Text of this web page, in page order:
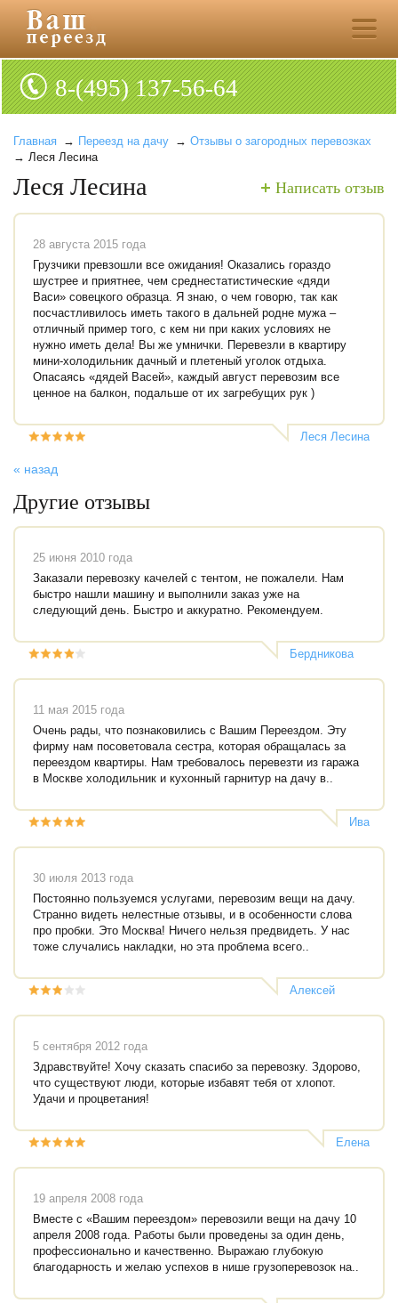
8-(495) 137-56-64
Главная → Переезд на дачу → Отзывы о загородных перевозках
→ Леся Лесина
Написать отзыв
Леся Лесина
28 августа 2015 года
Грузчики превзошли все ожидания! Оказались гораздо
шустрее и приятнее, чем среднестатистические «дяди
Васи» совецкого образца. Я знаю, о чем говорю, так как
посчастливилось иметь такого в дальней родне мужа –
отличный пример того, с кем ни при каких условиях не
нужно иметь дела! Вы же умнички. Перевезли в квартиру
мини-холодильник дачный и плетеный уголок отдыха.
Опасаясь «дядей Васей», каждый август перевозим все
ценное на балкон, подальше от их загребущих рук )
Леся Лесина
« назад
Другие отзывы
25 июня 2010 года
Заказали перевозку качелей с тентом, не пожалели. Нам
быстро нашли машину и выполнили заказ уже на
следующий день. Быстро и аккуратно. Рекомендуем.
Бердникова
11 мая 2015 года
Очень рады, что познаковились с Вашим Переездом. Эту
фирму нам посоветовала сестра, которая обращалась за
переездом квартиры. Нам требовалось перевезти из гаража
в Москве холодильник и кухонный гарнитур на дачу в..
Ива
30 июля 2013 года
Постоянно пользуемся услугами, перевозим вещи на дачу.
Странно видеть нелестные отзывы, и в особенности слова
про пробки. Это Москва! Ничего нельзя предвидеть. У нас
тоже случались накладки, но эта проблема всего..
Алексей
5 сентября 2012 года
Здравствуйте! Хочу сказать спасибо за перевозку. Здорово,
что существуют люди, которые избавят тебя от хлопот.
Удачи и процветания!
Елена
19 апреля 2008 года
Вместе с «Вашим переездом» перевозили вещи на дачу 10
апреля 2008 года. Работы были проведены за один день,
профессионально и качественно. Выражаю глубокую
благодарность и желаю успехов в нише грузоперевозок на..